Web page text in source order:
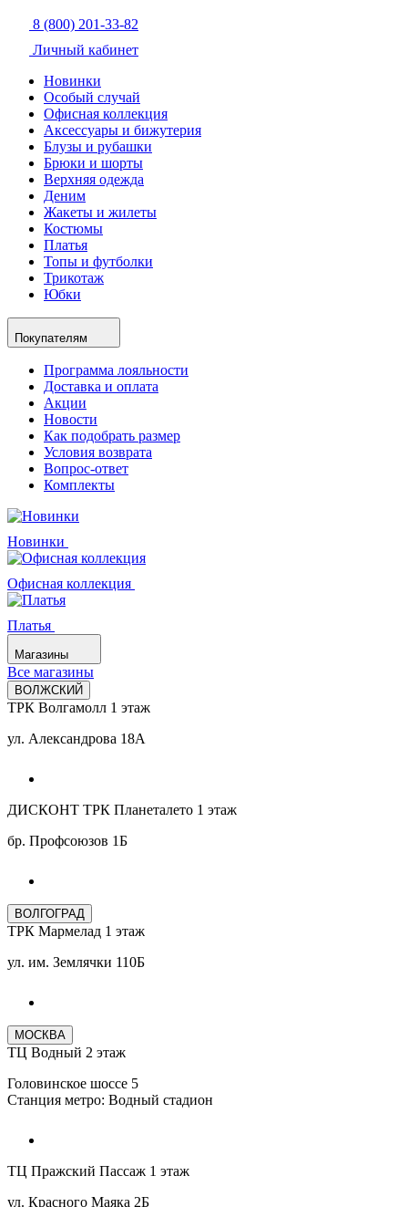
8 (800) 201-33-82
Личный кабинет
Новинки
Особый случай
Офисная коллекция
Аксессуары и бижутерия
Блузы и рубашки
Брюки и шорты
Верхняя одежда
Деним
Жакеты и жилеты
Костюмы
Платья
Топы и футболки
Трикотаж
Юбки
Покупателям
Программа лояльности
Доставка и оплата
Акции
Новости
Как подобрать размер
Условия возврата
Вопрос-ответ
Комплекты
Новинки
Офисная коллекция
Платья
Магазины
Все магазины
ВОЛЖСКИЙ
ТРК Волгамолл 1 этаж
ул. Александрова 18А
ДИСКОНТ ТРК Планеталето 1 этаж
бр. Профсоюзов 1Б
ВОЛГОГРАД
ТРК Мармелад 1 этаж
ул. им. Землячки 110Б
МОСКВА
ТЦ Водный 2 этаж
Головинское шоссе 5
Станция метро: Водный стадион
ТЦ Пражский Пассаж 1 этаж
ул. Красного Маяка 2Б